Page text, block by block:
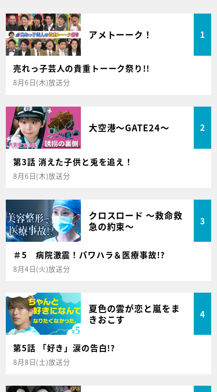
アメトーーク！ 1
売れっ子芸人の貴重トーーク祭り!!
8月6日(木)放送分
大空港～GATE24～ 2
第3話 消えた子供と兎を追え！
8月6日(木)放送分
クロスロード ～救命救
急の約束～
3
＃5 病院激震！パワハラ＆医療事故!?
8月4日(火)放送分
夏色の雲が恋と嵐をま
きおこす
4
第5話 「好き」涙の告白!?
8月8日(土)放送分